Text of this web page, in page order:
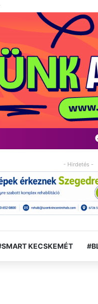
- Hirdetés -
KECSKEMÉT